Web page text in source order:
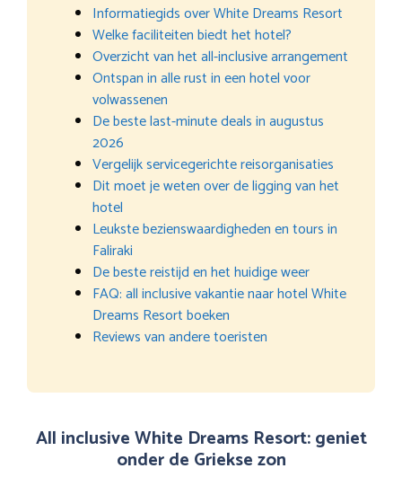
Informatiegids over White Dreams Resort
Welke faciliteiten biedt het hotel?
Overzicht van het all-inclusive arrangement
Ontspan in alle rust in een hotel voor
volwassenen
De beste last-minute deals in augustus
2026
Vergelijk servicegerichte reisorganisaties
Dit moet je weten over de ligging van het
hotel
Leukste bezienswaardigheden en tours in
Faliraki
De beste reistijd en het huidige weer
FAQ: all inclusive vakantie naar hotel White
Dreams Resort boeken
Reviews van andere toeristen
All inclusive White Dreams Resort: geniet
onder de Griekse zon